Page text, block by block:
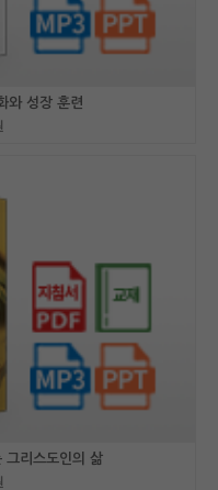
와 성장 훈련
그리스도인의 삶